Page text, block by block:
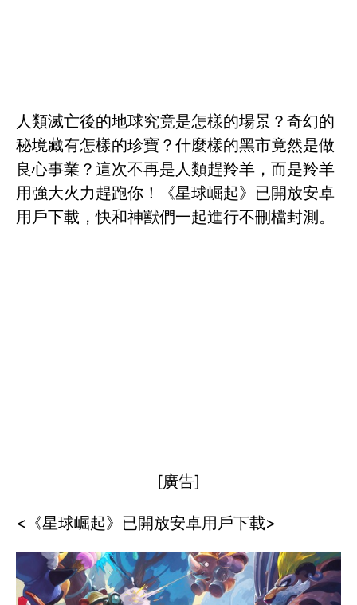
人類滅亡後的地球究竟是怎樣的場景？奇幻的
秘境藏有怎樣的珍寶？什麼樣的黑市竟然是做
良心事業？這次不再是人類趕羚羊，而是羚羊
用強大火力趕跑你！《星球崛起》已開放安卓
用戶下載，快和神獸們一起進行不刪檔封測。
[廣告]
<《星球崛起》已開放安卓用戶下載>